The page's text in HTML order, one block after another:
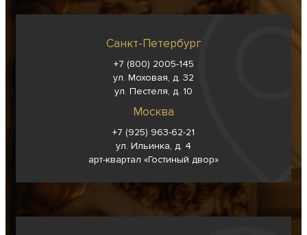
Санкт-Петербург
+7 (800) 2005-145
ул. Моховая, д. 32
ул. Пестеля, д. 10
Москва
+7 (925) 963-62-21
ул. Ильинка, д. 4
арт-квартал «Гостиный двор»